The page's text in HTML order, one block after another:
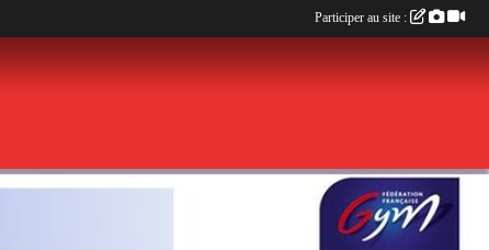
Participer au site :